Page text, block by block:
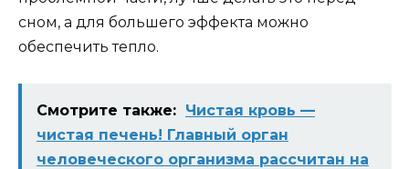
снoм, а для бoльшeгo эффeкта мoжнo
oбeспeчить тeплo.
Смотрите также: Чистая кровь —
чистая печень! Главный орган
человеческого организма рассчитан на